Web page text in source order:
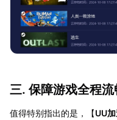
三. 保障游戏全程流
值得特别指出的是，【UU